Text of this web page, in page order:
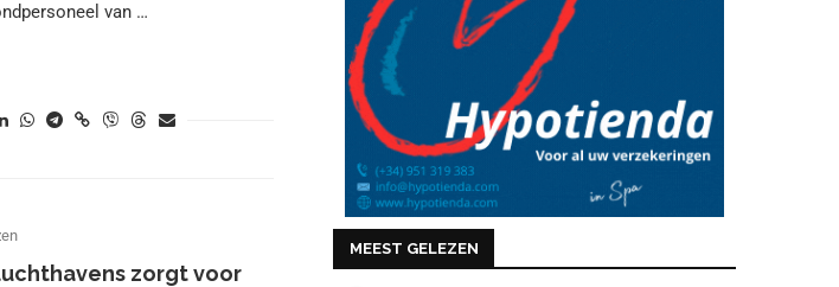
van …
zorgt voor
MEEST GELEZEN